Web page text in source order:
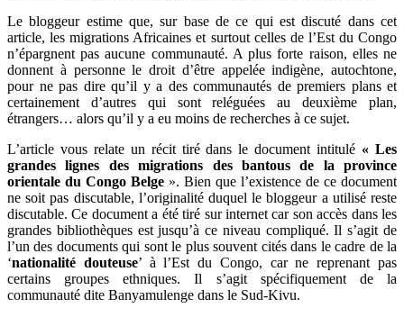
Le bloggeur estime que, sur base de ce qui est discuté dans cet
article, les migrations Africaines et surtout celles de l’Est du Congo
n’épargnent pas aucune communauté. A plus forte raison, elles ne
donnent à personne le droit d’être appelée indigène, autochtone,
pour ne pas dire qu’il y a des communautés de premiers plans et
certainement d’autres qui sont reléguées au deuxième plan,
étrangers… alors qu’il y a eu moins de recherches à ce sujet.
L’article vous relate un récit tiré dans le document intitulé « Les
grandes lignes des migrations des bantous de la province
orientale du Congo Belge ». Bien que l’existence de ce document
ne soit pas discutable, l’originalité duquel le bloggeur a utilisé reste
discutable. Ce document a été tiré sur internet car son accès dans les
grandes bibliothèques est jusqu’à ce niveau compliqué. Il s’agit de
l’un des documents qui sont le plus souvent cités dans le cadre de la
‘nationalité douteuse’ à l’Est du Congo, car ne reprenant pas
certains groupes ethniques. Il s’agit spécifiquement de la
communauté dite Banyamulenge dans le Sud-Kivu.